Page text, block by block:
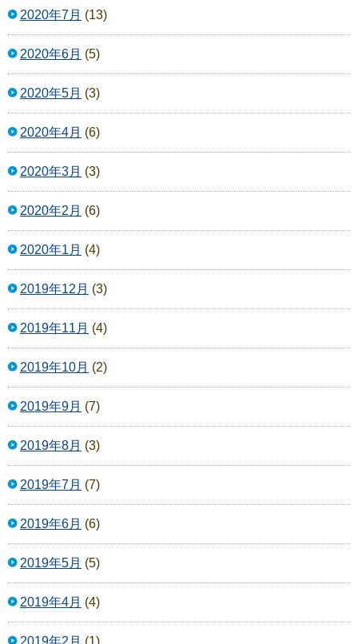
2020年7月 (13)
2020年6月 (5)
2020年5月 (3)
2020年4月 (6)
2020年3月 (3)
2020年2月 (6)
2020年1月 (4)
2019年12月 (3)
2019年11月 (4)
2019年10月 (2)
2019年9月 (7)
2019年8月 (3)
2019年7月 (7)
2019年6月 (6)
2019年5月 (5)
2019年4月 (4)
2019年2月 (1)